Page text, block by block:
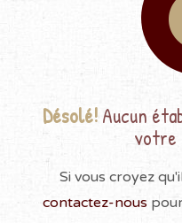
Désolé!Aucun
votre
Si vous croyez
contactez-nous